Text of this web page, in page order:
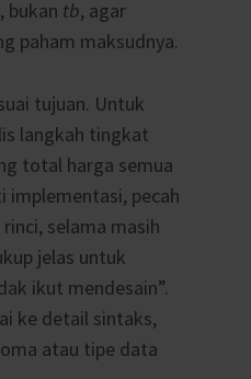
, bukan tb, agar
paham maksudnya.
tujuan. Untuk
langkah tingkat
total harga semua
implementasi, pecah
selama masih
jelas untuk
ikut mendesain”.
ke detail sintaks,
atau tipe data